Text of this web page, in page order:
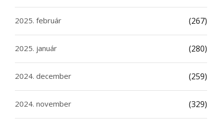
2025. február (267)
2025. január (280)
2024. december (259)
2024. november (329)